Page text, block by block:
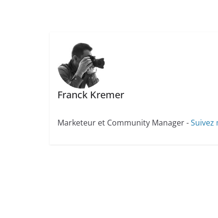
Franck Kremer
Marketeur et Community Manager -Suivez